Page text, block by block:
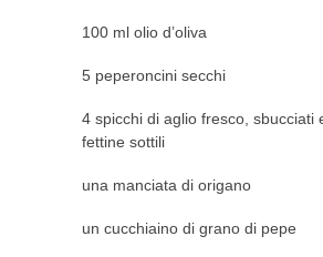
100 ml olio d’oliva
5 peperoncini secchi
4 spicchi di aglio fresco, sbucciati
fettine sottili
una manciata di origano
un cucchiaino di grano di pepe